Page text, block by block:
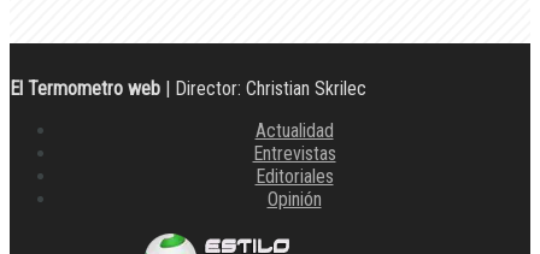
El Termometro web | Director: Christian Skrilec
Actualidad
Entrevistas
Editoriales
Opinión